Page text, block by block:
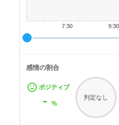
9:30
7:30
感情の割合
ポジティブ
- %
判定なし